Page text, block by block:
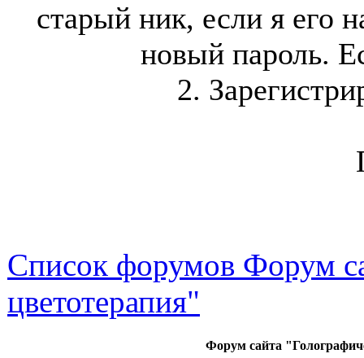
старый ник, если я его
новый пароль.
2.
Список форумов Форум
цветотерапия"
Форум сайта